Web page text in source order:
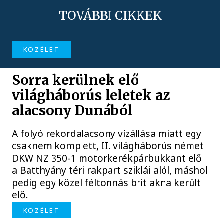
TOVÁBBI CIKKEK
KÖZÉLET
Sorra kerülnek elő
világháborús leletek az
alacsony Dunából
A folyó rekordalacsony vízállása miatt egy
csaknem komplett, II. világháborús német
DKW NZ 350-1 motorkerékpárbukkant elő
a Batthyány téri rakpart sziklái alól, máshol
pedig egy közel féltonnás brit akna került
elő.
KÖZÉLET